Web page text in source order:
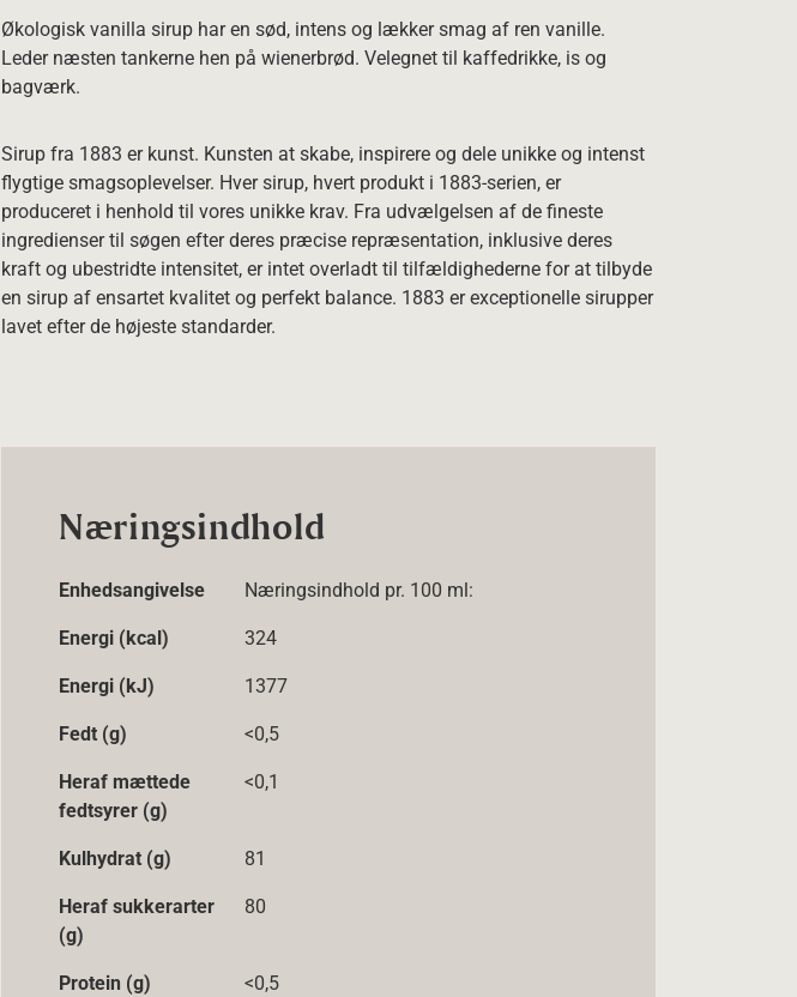
Økologisk vanilla sirup har en sød, intens og lækker smag af ren vanille.
Leder næsten tankerne hen på wienerbrød. Velegnet til kaffedrikke, is og
bagværk.
Sirup fra 1883 er kunst. Kunsten at skabe, inspirere og dele unikke og intenst
flygtige smagsoplevelser. Hver sirup, hvert produkt i 1883-serien, er
produceret i henhold til vores unikke krav. Fra udvælgelsen af de fineste
ingredienser til søgen efter deres præcise repræsentation, inklusive deres
kraft og ubestridte intensitet, er intet overladt til tilfældighederne for at tilbyde
en sirup af ensartet kvalitet og perfekt balance. 1883 er exceptionelle sirupper
lavet efter de højeste standarder.
Næringsindhold
Enhedsangivelse Næringsindhold pr. 100 ml:
Energi (kcal) 324
Energi (kJ) 1377
Fedt (g) <0,5
Heraf mættede
fedtsyrer (g)
<0,1
Kulhydrat (g) 81
Heraf sukkerarter
(g)
80
Protein (g) <0,5